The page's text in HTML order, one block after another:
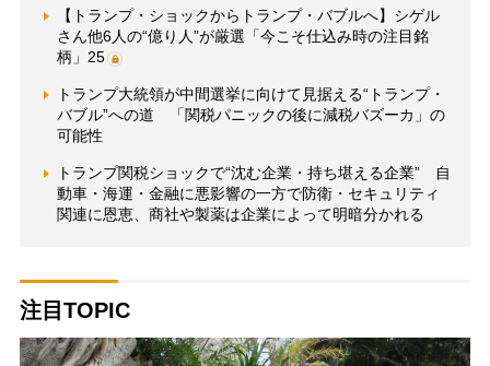
【トランプ・ショックからトランプ・バブルへ】シゲル
さん他6人の“億り人”が厳選「今こそ仕込み時の注目銘
柄」25
トランプ大統領が中間選挙に向けて見据える“トランプ・
バブル”への道 「関税パニックの後に減税バズーカ」の
可能性
トランプ関税ショックで“沈む企業・持ち堪える企業” 自
動車・海運・金融に悪影響の一方で防衛・セキュリティ
関連に恩恵、商社や製薬は企業によって明暗分かれる
注目TOPIC